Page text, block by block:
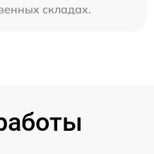
складах.